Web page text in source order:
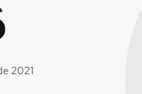
2021